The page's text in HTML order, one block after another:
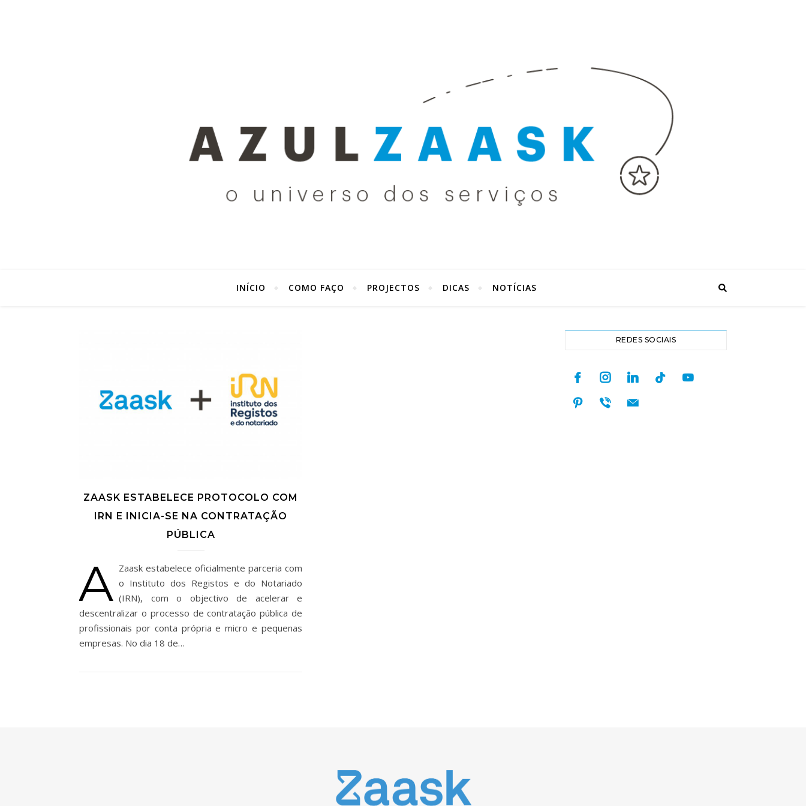
INÍCIO COMO FAÇO PROJECTOS DICAS NOTÍCIAS
ZAASK ESTABELECE PROTOCOLO COM
IRN E INICIA-SE NA CONTRATAÇÃO
PÚBLICA
A Zaask estabelece oficialmente parceria com
o Instituto dos Registos e do Notariado
(IRN), com o objectivo de acelerar e
descentralizar o processo de contratação pública de
profissionais por conta própria e micro e pequenas
empresas. No dia 18 de…
REDES SOCIAIS
facebookinstagramlinkedintiktok youtube
pinterest
viber mail